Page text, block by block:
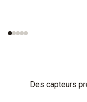
Des capteurs